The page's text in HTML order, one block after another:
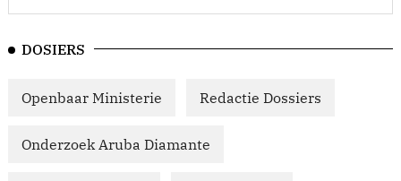
DOSIERS
Openbaar Ministerie Redactie Dossiers
Onderzoek Aruba Diamante